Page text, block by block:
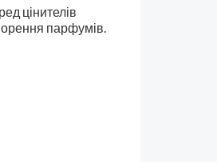
цінителів
парфумів.